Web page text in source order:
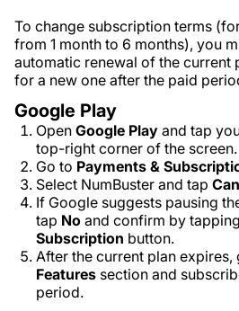
To change subscription terms
from 1 month to 6 months), you
automatic renewal of the current
for a new one after the paid
Google Play
Open Google Play and tap
top-right corner of the screen.
Go to Payments &
Select NumBuster and tap
If Google suggests pausing
tap No and confirm by tapping
Subscription button.
After the current plan expires,
Features section and
period.